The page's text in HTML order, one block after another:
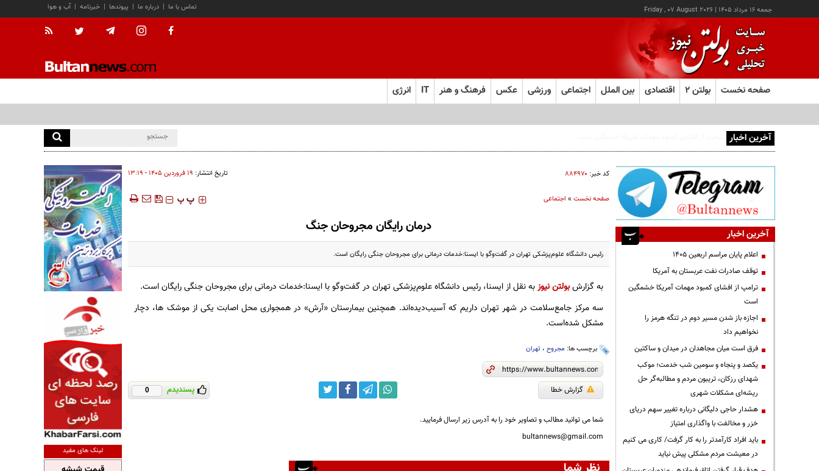
جمعه ۱۶ مرداد ۱۴۰۵ |
Friday , 07 August 2026 آب و هوا | خبرنامه | پیوندها | درباره ما | تماس با ما
صفحه نخست بولتن ۲ اقتصادی بین الملل اجتماعی ورزشی عکس فرهنگ و هنر IT انرژی
آخرین اخبار
کد خبر: ۸۸۴۹۷۰ تاریخ انتشار: ۱۹ فروردين ۱۴۰۵ - ۱۳:۱۹
صفحه نخست» اجتماعی ‍‍‍ پ پ
درمان رایگان مجروحان جنگ
رئیس دانشگاه علوم‌پزشکی تهران در گفت‌وگو با ایسنا:خدمات درمانی برای مجروحان جنگی رایگان است.
به گزارشبولتن نیوزبه نقل از ایسنا، رئیس دانشگاه علوم‌پزشکی تهران در گفت‌وگو با ایسنا:خدمات درمانی برای مجروحان جنگی رایگان است.
سه مرکز جامع‌سلامت در شهر تهران داریم که آسیب‌دیده‌اند. همچنین بیمارستان «آرش» در همجواری محل اصابت یکی از موشک ها، دچار
مشکل شده‌است.
برچسب ها: مجروح، تهران
گزارش خطا پسندیدم 0
شما می توانید مطالب و تصاویر خود را به آدرس زیر ارسال فرمایید.
bultannews@gmail.com
آخرین اخبار
اعلام پایان مراسم اربعین ۱۴۰۵
توقف صادرات نفت عربستان به آمریکا
ترامپ از افشای کمبود مهمات آمریکا خشمگین
است
اجازه باز شدن مسیر دوم در تنگه هرمز را
نخواهیم داد
فرق است میان مجاهدان در میدان و ساکتین
یکصد و پنجاه و سومین شب خدمت؛ موکب
شهدای رزکان، تریبون مردم و مطالبه‌گر حل
ریشه‌ای مشکلات شهری
هشدار حاجی دلیگانی درباره تغییر سهم دریای
خزر و مخالفت با واگذاری امتیاز
باید افراد کارآمدتر را به کار گرفت/ کاری می کنیم
در معیشت مردم مشکلی پیش نیاید
لینک های مفید